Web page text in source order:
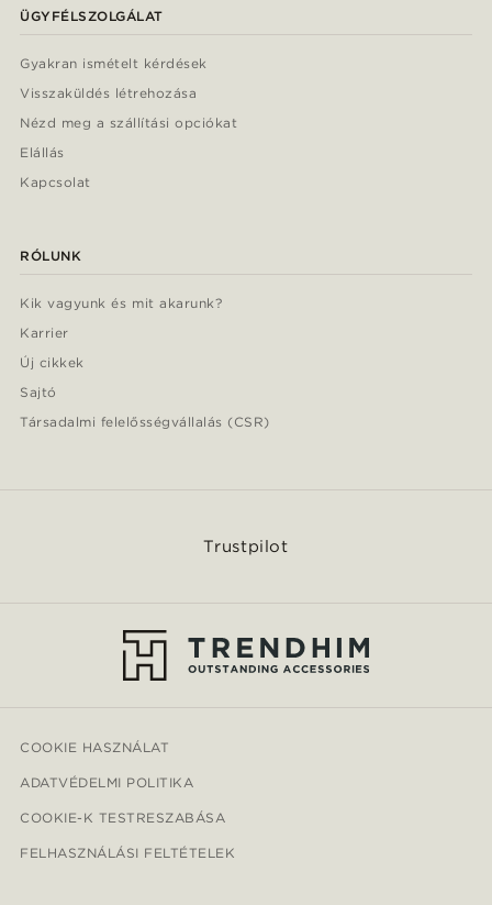
ÜGYFÉLSZOLGÁLAT
Gyakran ismételt kérdések
Visszaküldés létrehozása
Nézd meg a szállítási opciókat
Elállás
Kapcsolat
RÓLUNK
Kik vagyunk és mit akarunk?
Karrier
Új cikkek
Sajtó
Társadalmi felelősségvállalás (CSR)
Trustpilot
COOKIE HASZNÁLAT
ADATVÉDELMI POLITIKA
COOKIE-K TESTRESZABÁSA
FELHASZNÁLÁSI FELTÉTELEK